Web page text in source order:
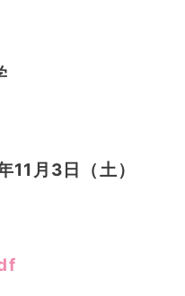
月3日（土）